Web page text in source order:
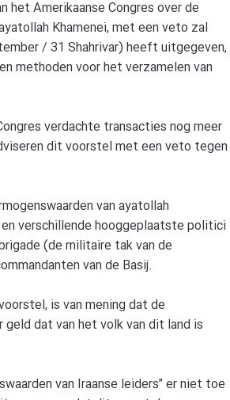
het Amerikaanse Congres over de
Khamenei, met een veto zal
/ 31 Shahrivar) heeft uitgegeven,
methoden voor het verzamelen van
verdachte transacties nog meer
dit voorstel met een veto tegen
van ayatollah
en verschillende hooggeplaatste politici
(de militaire tak van de
van de Basij.
is van mening dat de
geld dat van het volk van dit land is
van Iraanse leiders” er niet toe